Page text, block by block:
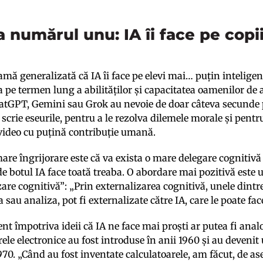
numărul unu: IA îi face pe
generalizată că IA îi face pe elevi mai… puțin
pe termen lung a abilităților și capacitatea oamenilor de
Gemini sau Grok au nevoie de doar câteva
eseurile, pentru a le rezolva dilemele morale și
cu puțină contribuție umană.
îngrijorare este că va exista o mare delegare
botul IA face toată treaba. O abordare mai pozitivă este
cognitivă”: „Prin externalizarea cognitivă, unele
sau analiza, pot fi externalizate către IA, care le poate
împotriva ideii că IA ne face mai proști ar putea fi
electronice au fost introduse în anii 1960 și au
„Când au fost inventate calculatoarele, am făcut, de